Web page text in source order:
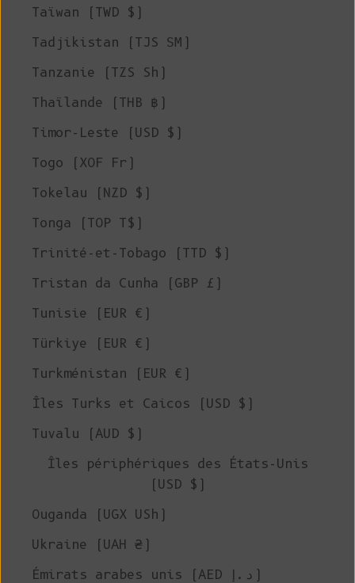
Taïwan (TWD $)
Tadjikistan (TJS ЅМ)
Tanzanie (TZS Sh)
Thaïlande (THB ฿)
Timor-Leste (USD $)
Togo (XOF Fr)
Tokelau (NZD $)
Tonga (TOP T$)
Trinité-et-Tobago (TTD $)
Tristan da Cunha (GBP £)
Tunisie (EUR €)
Türkiye (EUR €)
Turkménistan (EUR €)
Îles Turks et Caicos (USD $)
Tuvalu (AUD $)
Îles périphériques des États-Unis
(USD $)
Ouganda (UGX USh)
Ukraine (UAH ₴)
Émirats arabes unis (AED د.إ)